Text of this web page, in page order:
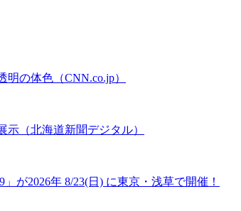
の体色（CNN.co.jp）
（北海道新聞デジタル）
が2026年 8/23(日) に東京・浅草で開催！